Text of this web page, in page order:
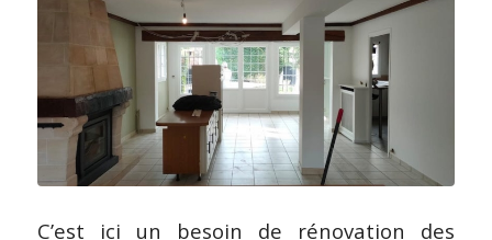
C’est ici un besoin de rénovation des